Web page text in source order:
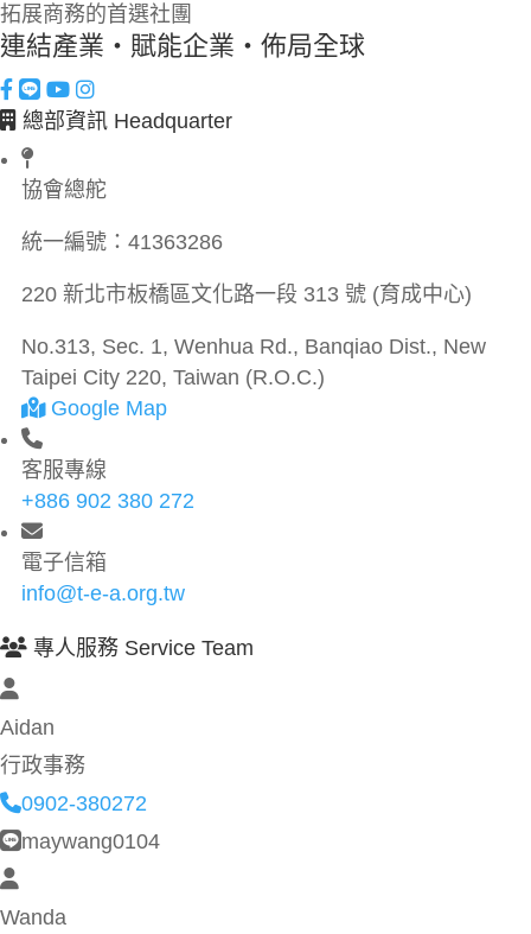
拓展商務的首選社團
連結產業・賦能企業・佈局全球
總部資訊 Headquarter
協會總舵
統一編號： 41363286
220 新北市板橋區文化路一段 313 號 (育成中心)
No.313, Sec. 1, Wenhua Rd., Banqiao Dist., New
Taipei City 220, Taiwan (R.O.C.)
Google Map
客服專線
+886 902 380 272
電子信箱
info@t-e-a.org.tw
專人服務 Service Team
Aidan
行政事務
0902-380272
maywang0104
Wanda